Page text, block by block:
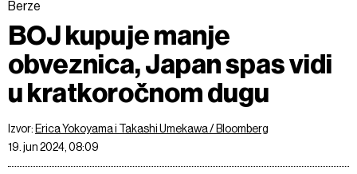
Berze
BOJ kupuje manje
obveznica, Japan spas vidi
u kratkoročnom dugu
Izvor: Erica Yokoyama i Takashi Umekawa / Bloomberg
19. jun 2024, 08:09